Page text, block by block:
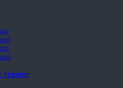
Humber